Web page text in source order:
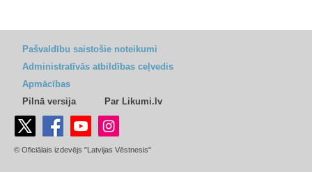
Pašvaldību saistošie noteikumi
Administratīvās atbildības ceļvedis
Apmācības
Pilnā versija
Par Likumi.lv
© Oficiālais izdevējs "Latvijas Vēstnesis"